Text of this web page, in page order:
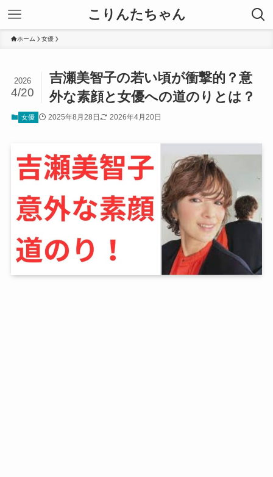
こりんたちゃん
ホーム 女優
吉瀬美智子の若い頃が衝撃的？意
外な素顔と女優への道のりとは？
2026
4/20
女優 2025年8月28日 2026年4月20日